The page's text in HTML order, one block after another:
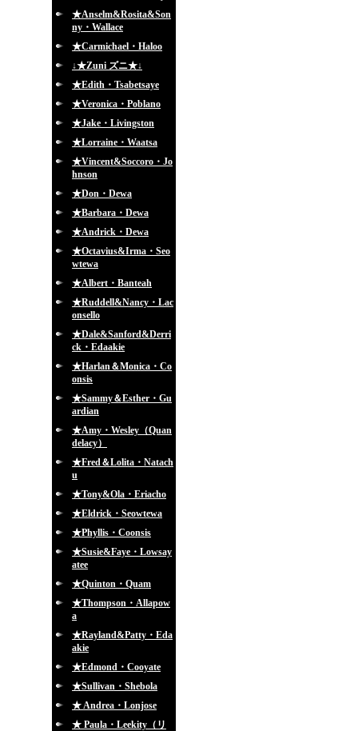
★Anselm&Rosita&Son
ny・Wallace
★Carmichael・Haloo
↓★Zuni ズニ★↓
★Edith・Tsabetsaye
★Veronica・Poblano
★Jake・Livingston
★Lorraine・Waatsa
★Vincent&Soccoro・Jo
hnson
★Don・Dewa
★Barbara・Dewa
★Andrick・Dewa
★Octavius&Irma・Seo
wtewa
★Albert・Banteah
★Ruddell&Nancy・Lac
onsello
★Dale&Sanford&Derri
ck・Edaakie
★Harlan＆Monica・Co
onsis
★Sammy＆Esther・Gu
ardian
★Amy・Wesley（Quan
delacy）
★Fred＆Lolita・Natach
u
★Tony&Ola・Eriacho
★Eldrick・Seowtewa
★Phyllis・Coonsis
★Susie&Faye・Lowsay
atee
★Quinton・Quam
★Thompson・Allapow
a
★Rayland&Patty・Eda
akie
★Edmond・Cooyate
★Sullivan・Shebola
★ Andrea・Lonjose
★ Paula・Leekity（リ